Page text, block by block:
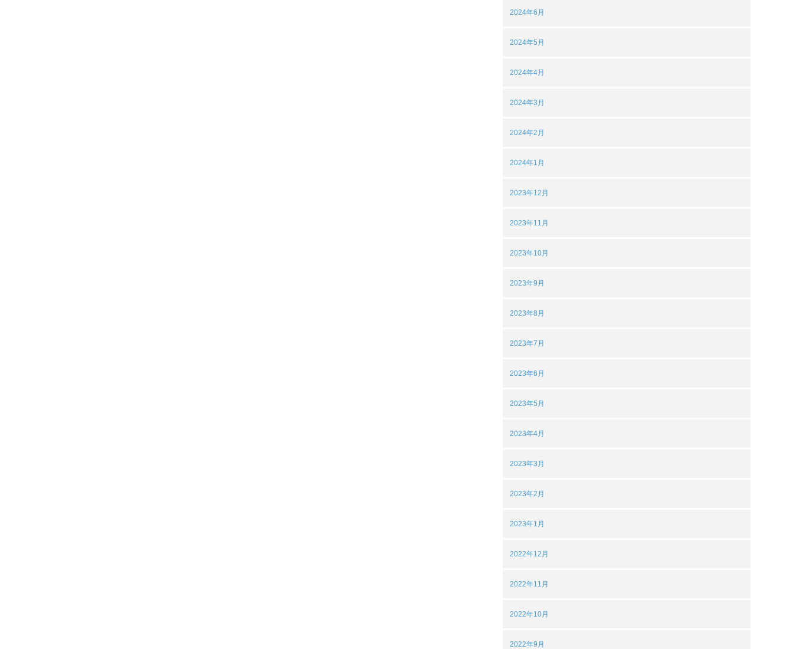
2024年6月
2024年5月
2024年4月
2024年3月
2024年2月
2024年1月
2023年12月
2023年11月
2023年10月
2023年9月
2023年8月
2023年7月
2023年6月
2023年5月
2023年4月
2023年3月
2023年2月
2023年1月
2022年12月
2022年11月
2022年10月
2022年9月